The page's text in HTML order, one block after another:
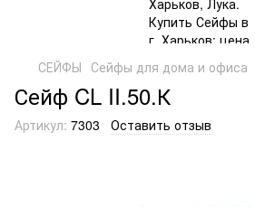
СЕЙФЫ Сейфы для дома и офиса
Сейф CL II.50.К
Артикул: 7303 Оставить отзыв